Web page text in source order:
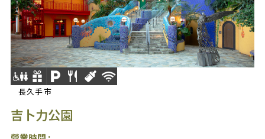
長久手市
吉卜力公園